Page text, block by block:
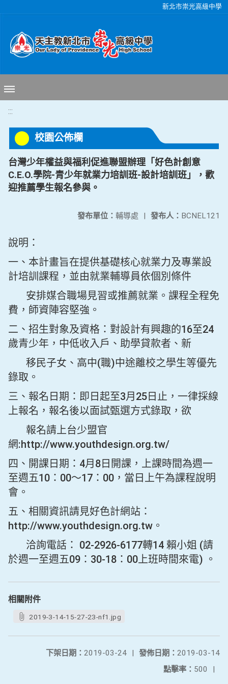
新北市崇光高級中學
:::
校園公佈欄
台灣少年權益與福利促進聯盟辦理「好色計創意
C.E.O.學院-青少年就業力培訓班-設計培訓班」，歡
迎推薦學生報名參與。
發布人： BCNEL121
發布單位： 輔導處 |
說明：
一、本計畫旨在提供基礎核心就業力及專業設
計培訓課程，並由就業輔導員依個別條件
安排媒合職場見習或推薦就業。課程全程免
費，師資陣容堅強。
二、招生對象及資格：對設計有興趣的16至24
歲青少年，中低收入戶、助學貸款者、新
移民子女、高中(職)中途離校之學生等優先
錄取。
三、報名日期：即日起至3月25日止，一律採線
上報名，報名後以面試甄選方式錄取，欲
報名請上台少盟官
網:http://www.youthdesign.org.tw/
四、開課日期：4月8日開課，上課時間為週一
至週五10：00～17：00，當日上午為課程說明
會。
五、相關資訊請見好色計網站：
http://www.youthdesign.org.tw。
洽詢電話： 02-2926-6177轉14 賴小姐 (請
於週一至週五09：30-18：00上班時間來電) 。
相關附件
2019-3-14-15-27-23-nf1.jpg
發佈日期： 2019-03-14
下架日期： 2019-03-24
|
點擊率： 500 |